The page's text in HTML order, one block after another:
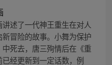
讲述了一代神王重生在对人
冒险的故事。小舞为保护
死去，唐三殉情后在《重
经更新到一定话数，例